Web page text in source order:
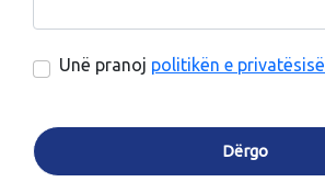
Unë pranoj politikën e privatësisë
Dërgo